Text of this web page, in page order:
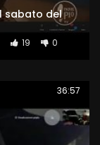
sabato del
19 0
36:57